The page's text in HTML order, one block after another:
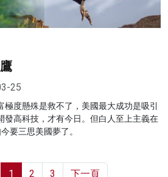
25
極度懸殊是救不了，美國最大成功是吸引
發高科技，才有今日。但白人至上主義在
要三思美國夢了。
1 2 3 下一頁